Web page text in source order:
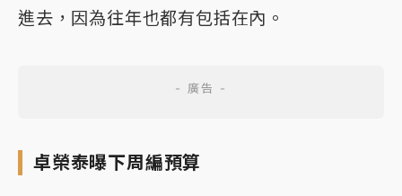
進去，因為往年也都有包括在內。
卓榮泰曝下周編預算